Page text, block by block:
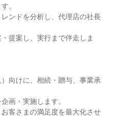
。
ンドを分析し、代理店の社長
提案し、実行まで伴走しま
向けに、相続・贈与、事業承
画・実施します。
客さまの満足度を最大化させ